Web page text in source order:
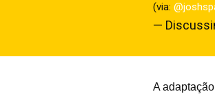
(via:
—
A